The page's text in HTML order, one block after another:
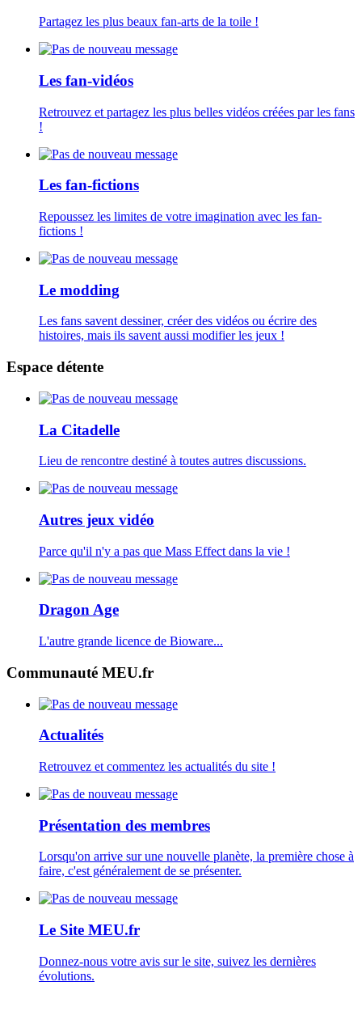
Partagez les plus beaux fan-arts de la toile !
Les fan-vidéos
Retrouvez et partagez les plus belles vidéos créées par les fans
!
Les fan-fictions
Repoussez les limites de votre imagination avec les fan-
fictions !
Le modding
Les fans savent dessiner, créer des vidéos ou écrire des
histoires, mais ils savent aussi modifier les jeux !
Espace détente
La Citadelle
Lieu de rencontre destiné à toutes autres discussions.
Autres jeux vidéo
Parce qu'il n'y a pas que Mass Effect dans la vie !
Dragon Age
L'autre grande licence de Bioware...
Communauté MEU.fr
Actualités
Retrouvez et commentez les actualités du site !
Présentation des membres
Lorsqu'on arrive sur une nouvelle planète, la première chose à
faire, c'est généralement de se présenter.
Le Site MEU.fr
Donnez-nous votre avis sur le site, suivez les dernières
évolutions.